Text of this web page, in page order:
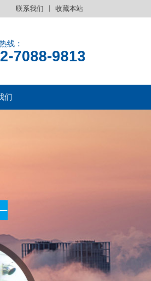
联系我们 收藏本站
线：
7088-9813
们